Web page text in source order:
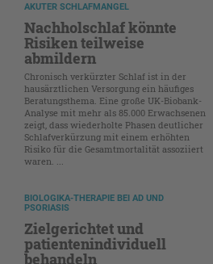
AKUTER SCHLAFMANGEL
Nachholschlaf könnte
Risiken teilweise
abmildern
Chronisch verkürzter Schlaf ist in der
hausärztlichen Versorgung ein häufiges
Beratungsthema. Eine große UK-Biobank-
Analyse mit mehr als 85.000 Erwachsenen
zeigt, dass wiederholte Phasen deutlicher
Schlafverkürzung mit einem erhöhten
Risiko für die Gesamtmortalität assoziiert
waren. ...
BIOLOGIKA-THERAPIE BEI AD UND
PSORIASIS
Zielgerichtet und
patientenindividuell
behandeln